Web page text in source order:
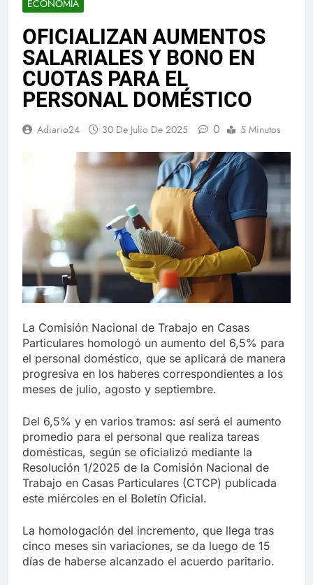
ECONOMIA
OFICIALIZAN AUMENTOS
SALARIALES Y BONO EN
CUOTAS PARA EL
PERSONAL DOMÉSTICO
Adiario24 30 De Julio De 2025 0 5 Minutos
La Comisión Nacional de Trabajo en Casas
Particulares homologó un aumento del 6,5% para
el personal doméstico, que se aplicará de manera
progresiva en los haberes correspondientes a los
meses de julio, agosto y septiembre.
Del 6,5% y en varios tramos: así será el aumento
promedio para el personal que realiza tareas
domésticas, según se oficializó mediante la
Resolución 1/2025 de la Comisión Nacional de
Trabajo en Casas Particulares (CTCP) publicada
este miércoles en el Boletín Oficial.
La homologación del incremento, que llega tras
cinco meses sin variaciones, se da luego de 15
días de haberse alcanzado el acuerdo paritario.